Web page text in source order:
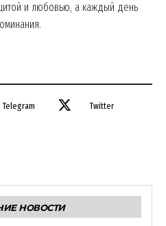
и любовью, а каждый день
Telegram Twitter
НОВОСТИ